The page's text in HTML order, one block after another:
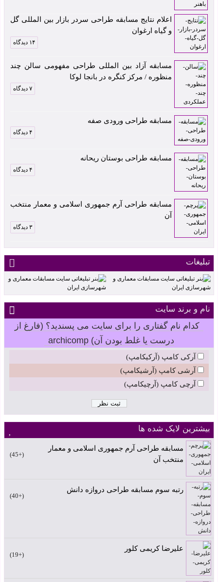
اعلام نتایج مسابقه طراحی سردر بازار بین المللی گل
و گیاه ارغوان
۱۴ دیدگاه
مسابقه آزاد بین المللی طراحی مفهومی سالن چند
منظوره / مرکز کنگره در بانجا لوکا
۷ دیدگاه
مسابقه طراحی ورودی صفه
۴ دیدگاه
مسابقه طراحی بوستان ریحانه
۴ دیدگاه
مسابقه طراحی آرم جمهوری اسلامی و معمار منتخب
آن
۳ دیدگاه
تبلیغات
نام و برند سایت
کدام نام گفتاری را برای سایت می پسندید؟ (فارغ از
درست یا غلط بودن آن) archicomp
آرکی کامپ (آرکیکامپ)
آرشی کامپ (آرشیکامپ)
آرچی کامپ (آرچیکامپ)
بیشترین لایک شده ها
مسابقه طراحی آرم جمهوری اسلامی و معمار
منتخب آن
+45
رتبه سوم مسابقه طراحی دروازه دانش
+40
علیرضا کریمی کلور
+19